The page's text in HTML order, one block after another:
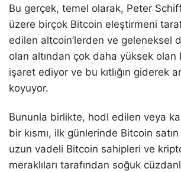
Bu gerçek, temel olarak, Peter
üzere birçok Bitcoin eleştirmeni
edilen altcoin’lerden ve geleneksel
olan altından çok daha yüksek olan
işaret ediyor ve bu kıtlığın giderek
koyuyor.
Bununla birlikte, hodl edilen veya
bir kısmı, ilk günlerinde Bitcoin
uzun vadeli Bitcoin sahipleri ve
meraklıları tarafından soğuk